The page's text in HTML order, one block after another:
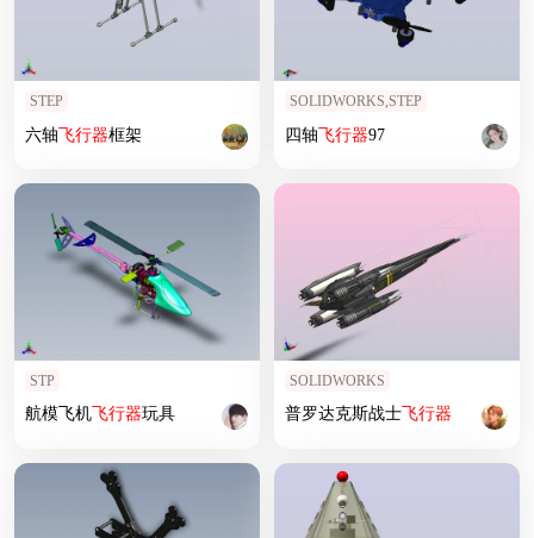
STEP
六轴飞行器框架
SOLIDWORKS,STEP
四轴飞行器97
STP
航模飞机飞行器玩具
SOLIDWORKS
普罗达克斯战士飞行器